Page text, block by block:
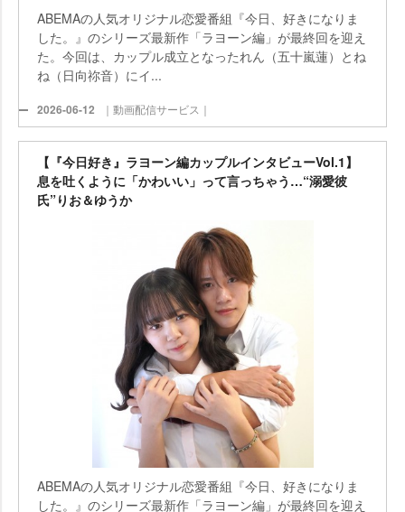
ABEMAの人気オリジナル恋愛番組『今日、好きになりま
した。』のシリーズ最新作「ラヨーン編」が最終回を迎え
た。今回は、カップル成立となったれん（五十嵐蓮）とね
ね（日向祢音）にイ...
2026-06-12 ｜動画配信サービス｜
【『今日好き』ラヨーン編カップルインタビューVol.1】
息を吐くように「かわいい」って言っちゃう…“溺愛彼
氏”りお＆ゆうか
ABEMAの人気オリジナル恋愛番組『今日、好きになりま
した。』のシリーズ最新作「ラヨーン編」が最終回を迎え